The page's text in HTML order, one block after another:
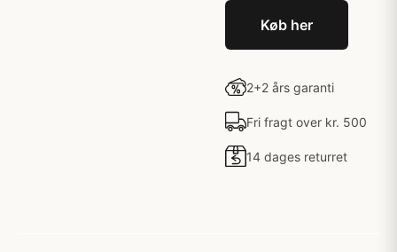
Køb her
2+2 års garanti
Fri fragt over kr. 500
14 dages returret